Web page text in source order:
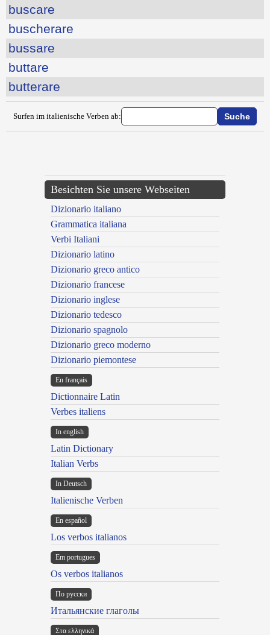
buscare
buscherare
bussare
buttare
butterare
Surfen im italienische Verben ab:
Besichten Sie unsere Webseiten
Dizionario italiano
Grammatica italiana
Verbi Italiani
Dizionario latino
Dizionario greco antico
Dizionario francese
Dizionario inglese
Dizionario tedesco
Dizionario spagnolo
Dizionario greco moderno
Dizionario piemontese
En français
Dictionnaire Latin
Verbes italiens
In english
Latin Dictionary
Italian Verbs
In Deutsch
Italienische Verben
En español
Los verbos italianos
Em portugues
Os verbos italianos
По русски
Итальянские глаголы
Στα ελληνικά